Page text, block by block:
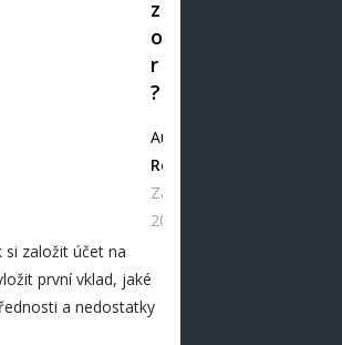
z
o
r
?
Autor
Redakce
Zář 08,
2025
si založit účet na
první vklad, jaké
a nedostatky